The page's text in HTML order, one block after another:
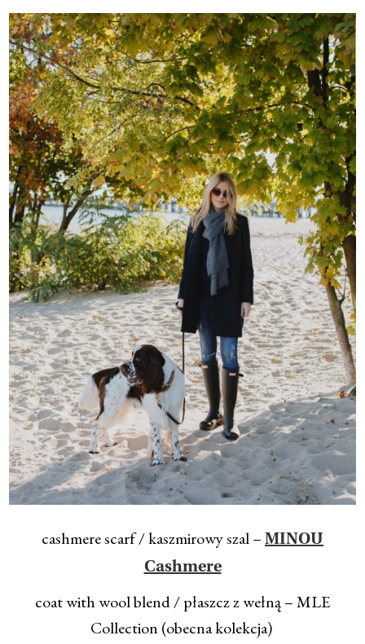
cashmere scarf / kaszmirowy szal – MINOU
Cashmere
coat with wool blend / płaszcz z wełną – MLE
Collection (obecna kolekcja)